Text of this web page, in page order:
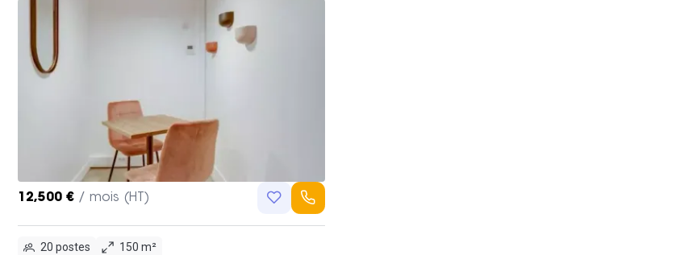
12,500 € / mois (HT)
20 postes
150 m²